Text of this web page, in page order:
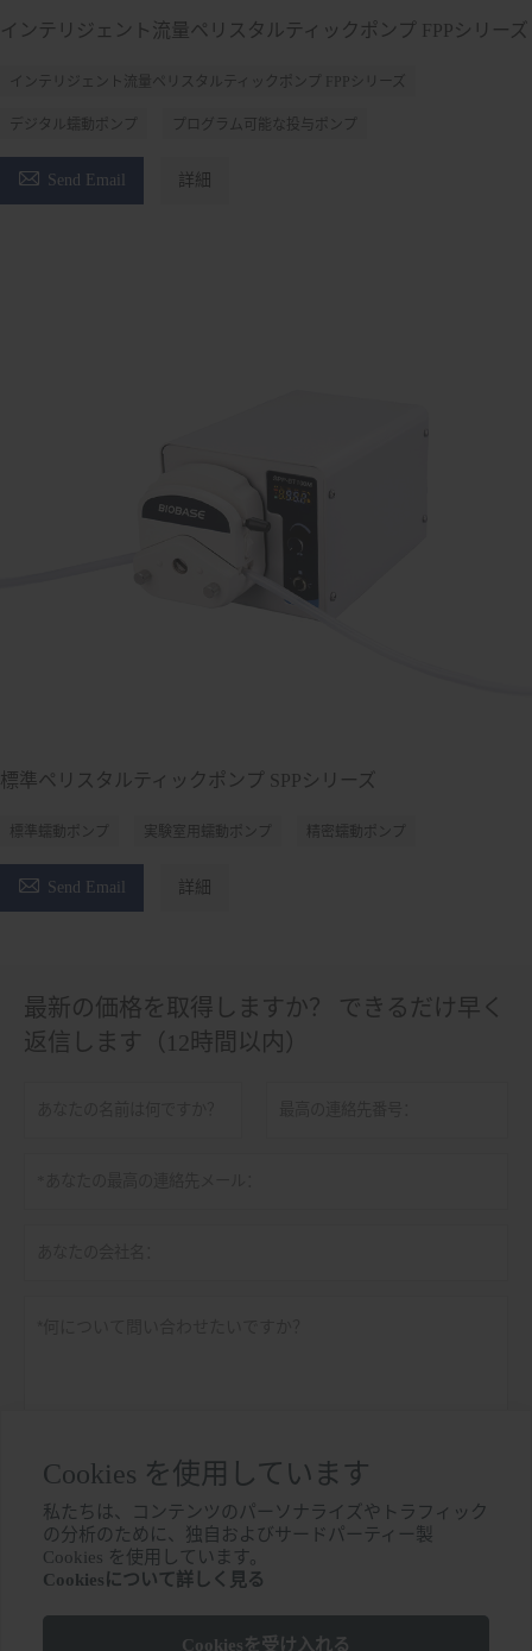
インテリジェント流量ペリスタルティックポンプ FPPシリーズ
インテリジェント流量ペリスタルティックポンプ FPPシリーズ
デジタル蠕動ポンプ プログラム可能な投与ポンプ
 Send Email 詳細
標準ペリスタルティックポンプ SPPシリーズ
標準蠕動ポンプ 実験室用蠕動ポンプ 精密蠕動ポンプ
 Send Email 詳細
最新の価格を取得しますか？ できるだけ早く
返信します（12時間以内）
提出する 個人情報保護方針
Cookies を使用しています
私たちは、コンテンツのパーソナライズやトラフィック
の分析のために、独自およびサードパーティー製
Cookies を使用しています。
Cookiesについて詳しく見る
Cookiesを受け入れる